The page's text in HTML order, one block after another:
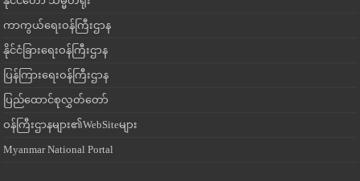
ကာကွယ်ရေးဝန်ကြီးဌာန
နိုင်ငံခြားရေးဝန်ကြီးဌာန
ပြန်ကြားရေးဝန်ကြီးဌာန
ပြည်ထောင်စုလွှတ်တော်
ဝန်ကြီးဌာနများ၏WebSiteများ
Myanmar National Portal